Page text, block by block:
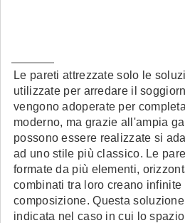
Le pareti attrezzate solo le
utilizzate per arredare il
vengono adoperate per
moderno, ma grazie all'ampia
possono essere realizzate si
ad uno stile più classico. Le
formate da più elementi,
combinati tra loro creano
composizione. Questa
indicata nel caso in cui lo